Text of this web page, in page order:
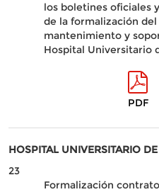
los boletines oficiales
de la formalización
mantenimiento y
Hospital Universitario
PDF
HOSPITAL UNIVERSITARIO
23
Formalización contrato